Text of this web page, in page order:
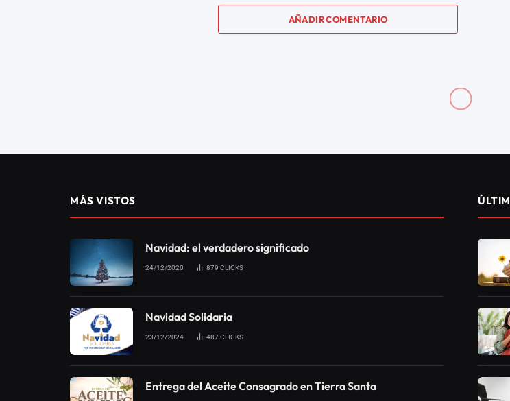
AÑADIR COMENTARIO
Infidelidad física e infidelidad emocional
01/11/2017 0 Social